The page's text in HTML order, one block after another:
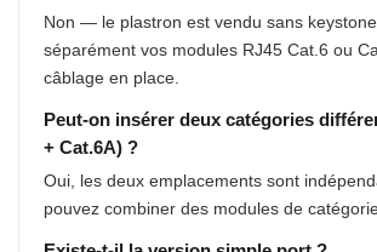
Non — le plastron est vendu sans
séparément vos modules RJ45 Cat.6 ou
câblage en place.
Peut-on insérer deux catégories
+ Cat.6A) ?
Oui, les deux emplacements sont
pouvez combiner des modules de